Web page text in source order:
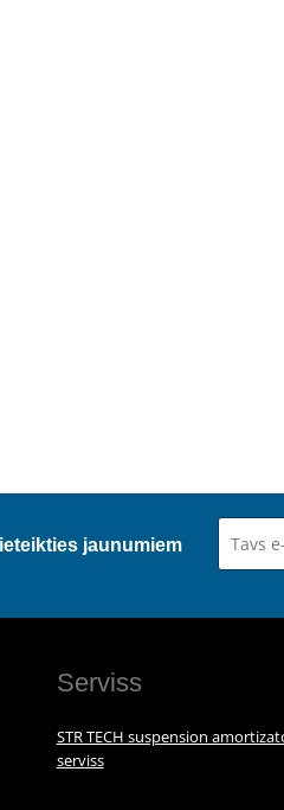
jaunumiem
Serviss
STR TECH suspension
serviss